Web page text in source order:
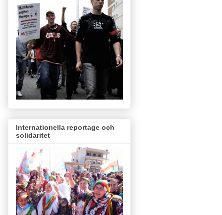
Internationella reportage och
solidaritet